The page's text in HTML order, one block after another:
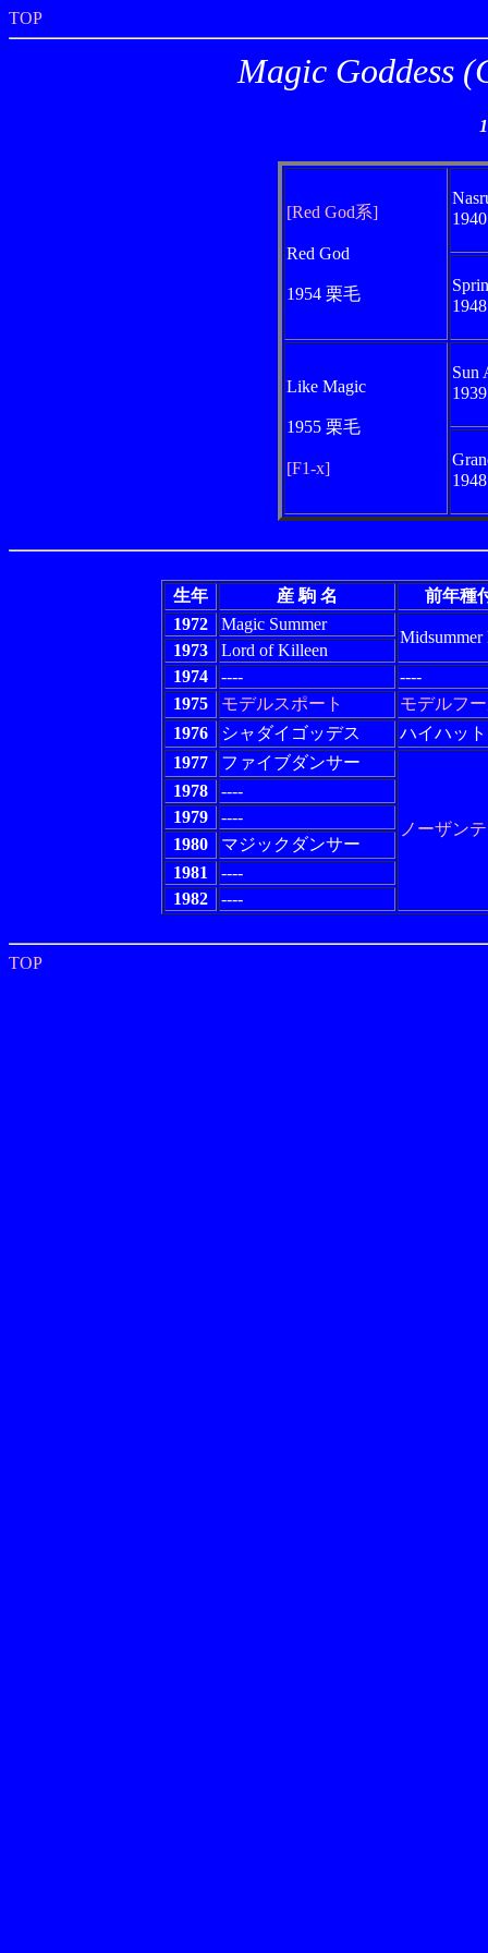
TOP
Magic Goddess
[Red God系]
Red God
1954 栗毛
Like Magic
1955 栗毛
[F1-x]
Sun
生年 産 駒 名
前年種
1972
Magic Summer
Midsummer
1973
Lord of Killeen
1974
----
----
1975
モデルスポート
モデルフ
1976
シャダイゴッデス
ハイハット
1977
ファイブダンサー
ノーザン
1978
----
1979
----
1980
マジックダンサー
1981
----
1982
----
TOP